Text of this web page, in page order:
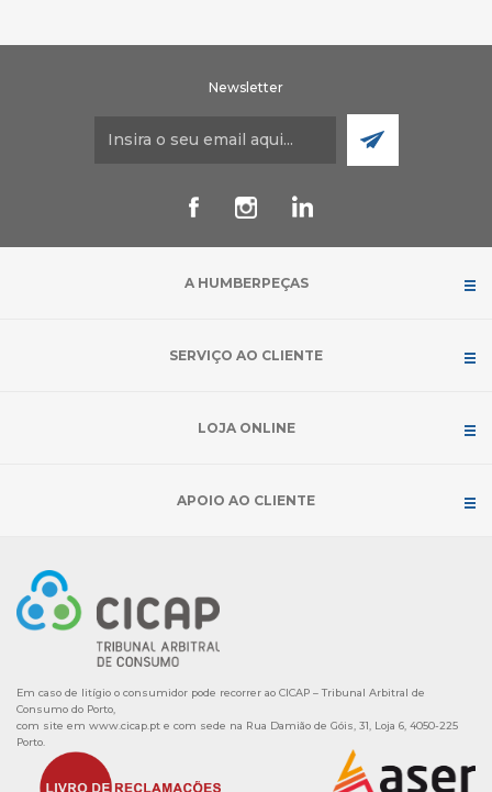
Newsletter
A HUMBERPEÇAS
SERVIÇO AO CLIENTE
LOJA ONLINE
APOIO AO CLIENTE
Em caso de litígio o consumidor pode recorrer ao CICAP – Tribunal Arbitral de
Consumo do Porto,
com site em www.cicap.pt e com sede na Rua Damião de Góis, 31, Loja 6, 4050-225
Porto.